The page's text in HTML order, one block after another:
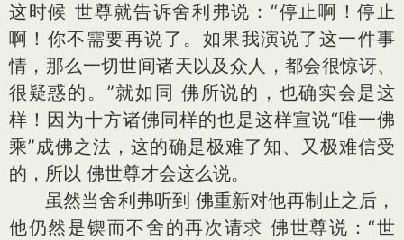
这时候 世尊就告诉舍利弗说：“停止啊！停止
啊！你不需要再说了。如果我演说了这一件事
情，那么一切世间诸天以及众人，都会很惊讶、
很疑惑的。”就如同 佛所说的，也确实会是这
样！因为十方诸佛同样的也是这样宣说“唯一佛
乘”成佛之法，这的确是极难了知、又极难信受
的，所以 佛世尊才会这么说。
虽然当舍利弗听到 佛重新对他再制止之后，
他仍然是锲而不舍的再次请求 佛世尊说：“世